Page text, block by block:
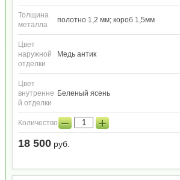
Толщина
металла
полотно 1,2 мм; короб 1,5мм
Цвет
наружной
отделки
Медь антик
Цвет
внутренне
й отделки
Беленый ясень
Количество:− +
18 500 руб.